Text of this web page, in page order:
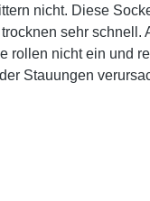
nicht. Diese
sehr schnell.
rollen nicht ein und
Stauungen